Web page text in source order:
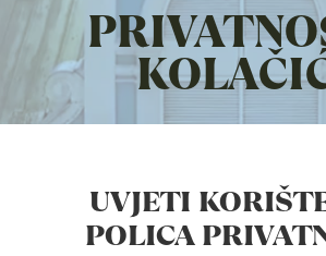
UVJETI
POLICA